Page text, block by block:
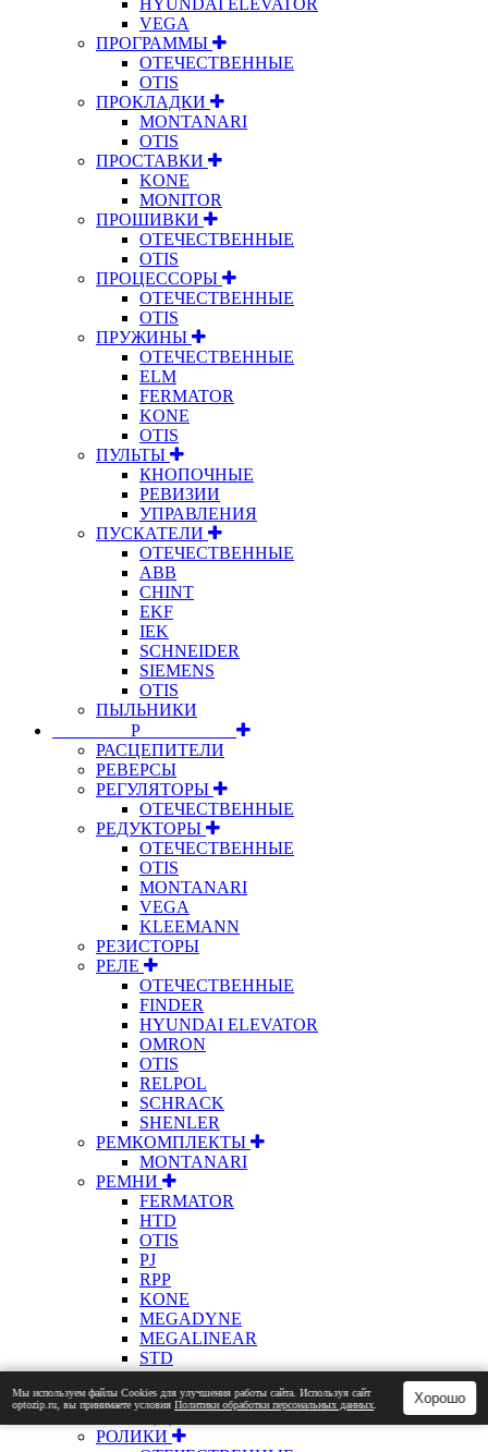
VEGA
ПРОГРАММЫ
ОТЕЧЕСТВЕННЫЕ
OTIS
ПРОКЛАДКИ
MONTANARI
OTIS
ПРОСТАВКИ
KONE
MONITOR
ПРОШИВКИ
ОТЕЧЕСТВЕННЫЕ
OTIS
ПРОЦЕССОРЫ
ОТЕЧЕСТВЕННЫЕ
OTIS
ПРУЖИНЫ
ОТЕЧЕСТВЕННЫЕ
ELM
FERMATOR
KONE
OTIS
ПУЛЬТЫ
КНОПОЧНЫЕ
РЕВИЗИИ
УПРАВЛЕНИЯ
ПУСКАТЕЛИ
ОТЕЧЕСТВЕННЫЕ
ABB
CHINT
EKF
IEK
SCHNEIDER
SIEMENS
OTIS
ПЫЛЬНИКИ
⠀⠀⠀⠀⠀⠀Р⠀⠀⠀⠀⠀⠀⠀
РАСЦЕПИТЕЛИ
РЕВЕРСЫ
РЕГУЛЯТОРЫ
ОТЕЧЕСТВЕННЫЕ
РЕДУКТОРЫ
ОТЕЧЕСТВЕННЫЕ
OTIS
MONTANARI
VEGA
KLEEMANN
РЕЗИСТОРЫ
РЕЛЕ
ОТЕЧЕСТВЕННЫЕ
FINDER
HYUNDAI ELEVATOR
OMRON
OTIS
RELPOL
SCHRACK
SHENLER
РЕМКОМПЛЕКТЫ
MONTANARI
РЕМНИ
FERMATOR
HTD
OTIS
PJ
RPP
KONE
MEGADYNE
MEGALINEAR
STD
XL
XPZ
РОЛИКИ
Мы используем файлы Сookies для улучшения работы сайта. Используя сайт
optozip.ru, вы принимаете условияПолитики обработки персональных данных Хорошо